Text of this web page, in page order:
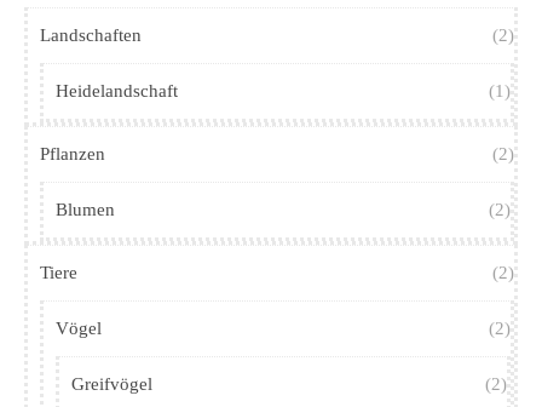
Landschaften (2)
Heidelandschaft (1)
Pflanzen (2)
Blumen (2)
Tiere (2)
Vögel (2)
Greifvögel (2)